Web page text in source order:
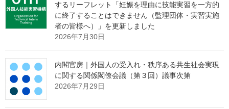
●日本司法書士会連合会では、令和６年能登半島地震の被災者、避
難者の方々への支援として、フリーダイヤルによる電話相談が実
施されています。
詳細は、以下にお問い合わせいただくか、
○フリーダイヤル：０１２０－３１５１９９
・実施期間：令和６年１月９日（火）から６月３０日（日）ま
で（土日、祝日を含む。）
するリーフレット「妊娠を理由に技能実習を一方的
に終了することはできません（監理団体・実習実施
者の皆様へ）」を更新しました
2026年7月30日
内閣官房｜外国人の受入れ・秩序ある共生社会実現
に関する関係閣僚会議（第３回）議事次第
2026年7月29日